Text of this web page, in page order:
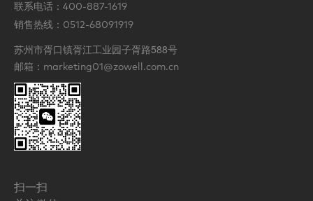
联系电话： 400-887-1619
销售热线： 0512-68091919
苏州市胥口镇胥江工业园子胥路588号
邮箱： marketing01@zowell.com.cn
扫一扫